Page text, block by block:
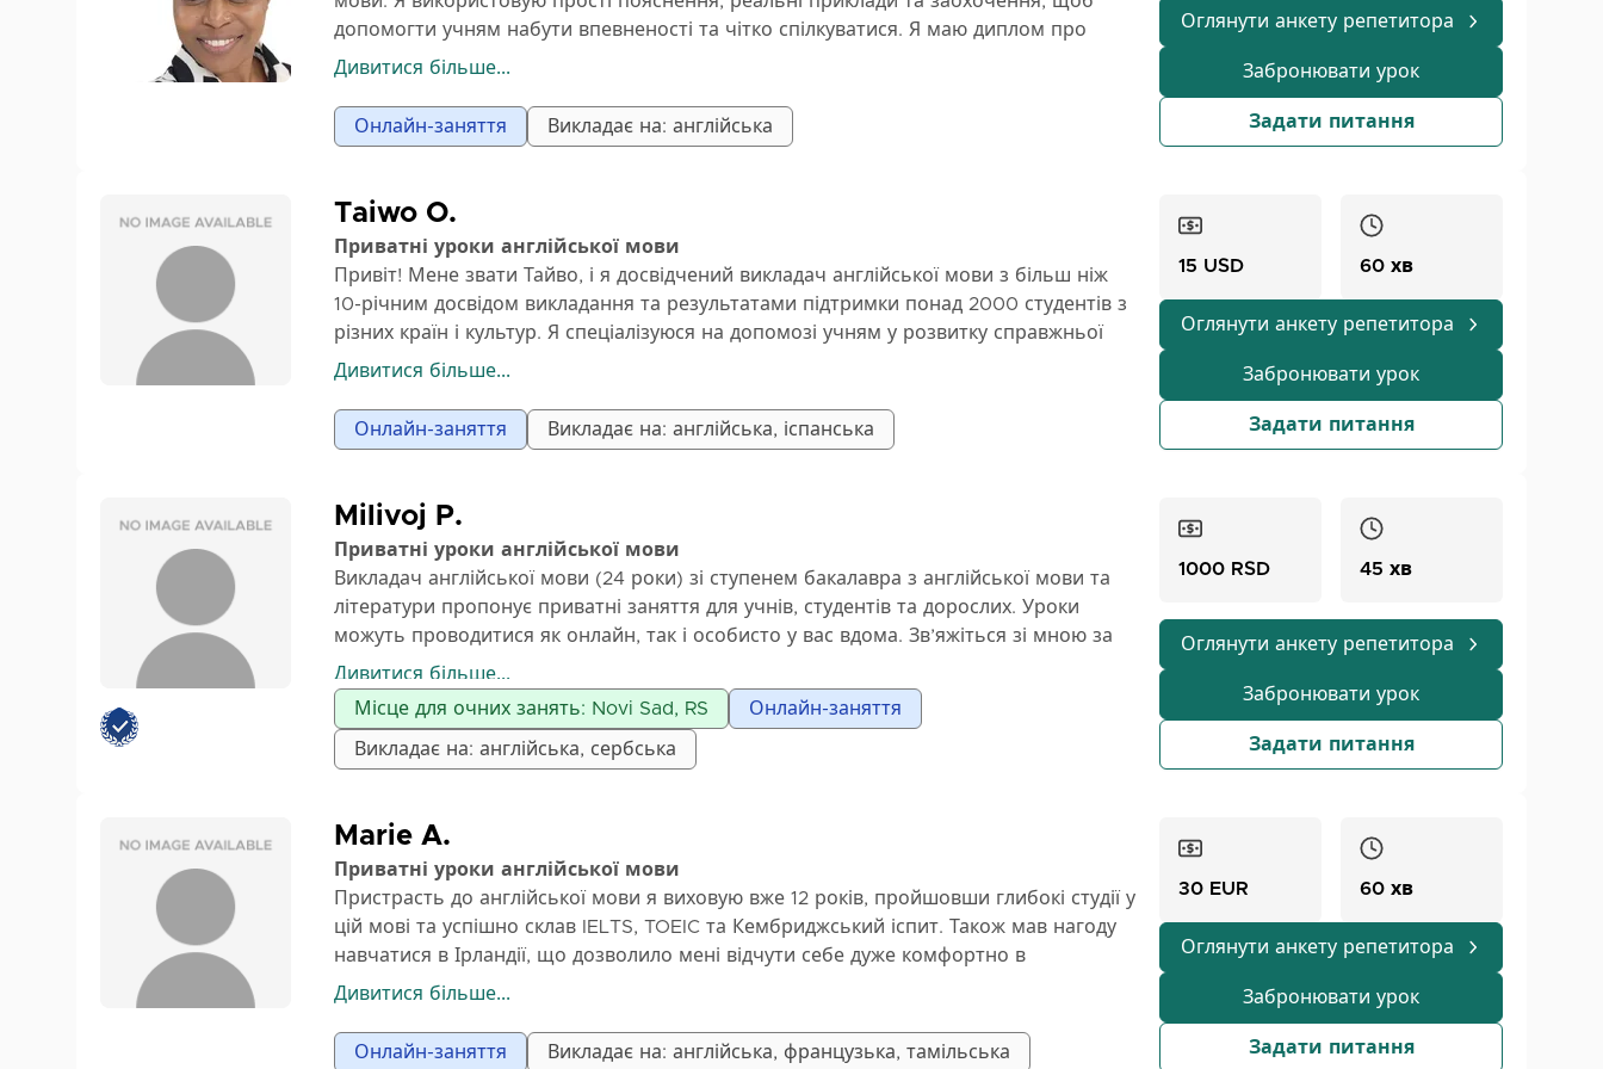
підвищеною впевненістю.
допомогти учням набути впевненості та чітко спілкуватися. Я маю диплом про
освіту та сертифікат TEFL, і я надаю високоякісні навчальні матеріали під час
Поза уроками я також надаю домашні завдання, додаткові навчальні матеріали та
практичні завдання. Студенти можуть очікувати регулярного зворотного зв’язку
Зі мною ви набудете впевненості, покращите рівень володіння мовою, зміцните
чи то для школи, роботи, подорожей чи повсякденних розмов.
Дивитися більше...
Онлайн-заняття Викладає на: англійська
Оглянути анкету репетитора
Забронювати урок
Задати питання
Taiwo O.
Приватні уроки англійської мови
Привіт! Мене звати Тайво, і я досвідчений викладач англійської мови з більш ніж
10-річним досвідом викладання та результатами підтримки понад 2000 студентів з
різних країн і культур. Я спеціалізуюся на допомозі учням у розвитку справжньої
впевненості в говорінні, слуханні, вимові та академічній англійській. Протягом
студентів, які колись відчували себе сором'язливими, застряглими або боялися
говорити англійською. Спостерігати, як вони перетворюються на впевнених
цікаві та повністю персоналізовані відповідно до ваших цілей. Я поєдную розмовну
практику, навчання вимові, розширення словникового запасу та практичну
граматику, яку ви можете одразу застосувати у повсякденному житті та школі. Я
створюю сприятливе середовище, де помилки вітаються як частина навчання, а
прогрес відчувається природно і мотивуюче. На моїх заняттях ви будете:
✔️ Говорити англійською впевненіше і вільно
✔️ Покращувати вимова та навички слухання
✔️ Вчитися природним виразам і корисному словниковому запасу
✔️ Розуміти граматику простим, практичним способом
✔️ Відчувати себе комфортно, висловлюючи свої думки англійською мовою З
направити вас до реального покращення.
Дивитися більше...
Онлайн-заняття Викладає на: англійська, іспанська
15 USD 60 хв
Оглянути анкету репетитора
Забронювати урок
Задати питання
Milivoj P.
Приватні уроки англійської мови
Викладач англійської мови (24 роки) зі ступенем бакалавра з англійської мови та
літератури пропонує приватні заняття для учнів, студентів та дорослих. Уроки
можуть проводитися як онлайн, так і особисто у вас вдома. Зв’яжіться зі мною за
телефоном або через Viber, якщо зацікавлені.
Дивитися більше...
Місце для очних занять: Novi Sad, RS
Онлайн-заняття
Викладає на: англійська, сербська
1000 RSD 45 хв
Оглянути анкету репетитора
Забронювати урок
Задати питання
Marie A.
Приватні уроки англійської мови
Пристрасть до англійської мови я виховую вже 12 років, пройшовши глибокі студії у
цій мові та успішно склав IELTS, TOEIC та Кембриджський іспит. Також мав нагоду
навчатися в Ірландії, що дозволило мені відчути себе дуже комфортно в
спілкуванні та письмі англійською. Я пропоную уроки, пристосовані до всіх рівнів –
лексику, вимову, читання та аудіювання, а також практичну розмову. Мій підхід є
Дивитися більше...
Онлайн-заняття Викладає на: англійська, французька, тамільська
30 EUR 60 хв
Оглянути анкету репетитора
Забронювати урок
Задати питання